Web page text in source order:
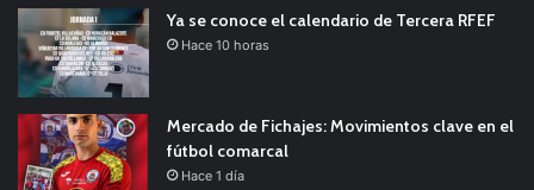
Ya se conoce el calendario de Tercera RFEF
Hace 10 horas
Mercado de Fichajes: Movimientos clave en el
fútbol comarcal
Hace 1 día